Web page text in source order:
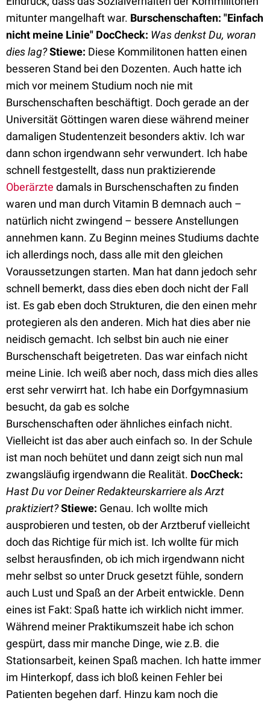
mitunter mangelhaft war. Burschenschaften: "Einfach
nicht meine Linie" DocCheck: Was denkst Du, woran
dies lag?Stiewe: Diese Kommilitonen hatten einen
besseren Stand bei den Dozenten. Auch hatte ich
mich vor meinem Studium noch nie mit
Burschenschaften beschäftigt. Doch gerade an der
Universität Göttingen waren diese während meiner
damaligen Studentenzeit besonders aktiv. Ich war
dann schon irgendwann sehr verwundert. Ich habe
schnell festgestellt, dass nun praktizierende
Oberärzte damals in Burschenschaften zu finden
waren und man durch Vitamin B demnach auch –
natürlich nicht zwingend – bessere Anstellungen
annehmen kann. Zu Beginn meines Studiums dachte
ich allerdings noch, dass alle mit den gleichen
Voraussetzungen starten. Man hat dann jedoch sehr
schnell bemerkt, dass dies eben doch nicht der Fall
ist. Es gab eben doch Strukturen, die den einen mehr
protegieren als den anderen. Mich hat dies aber nie
neidisch gemacht. Ich selbst bin auch nie einer
Burschenschaft beigetreten. Das war einfach nicht
meine Linie. Ich weiß aber noch, dass mich dies alles
erst sehr verwirrt hat. Ich habe ein Dorfgymnasium
besucht, da gab es solche
Burschenschaften oder ähnliches einfach nicht.
Vielleicht ist das aber auch einfach so. In der Schule
ist man noch behütet und dann zeigt sich nun mal
zwangsläufig irgendwann die Realität. DocCheck:
Hast Du vor Deiner Redakteurskarriere als Arzt
praktiziert?Stiewe: Genau. Ich wollte mich
ausprobieren und testen, ob der Arztberuf vielleicht
doch das Richtige für mich ist. Ich wollte für mich
selbst herausfinden, ob ich mich irgendwann nicht
mehr selbst so unter Druck gesetzt fühle, sondern
auch Lust und Spaß an der Arbeit entwickle. Denn
eines ist Fakt: Spaß hatte ich wirklich nicht immer.
Während meiner Praktikumszeit habe ich schon
gespürt, dass mir manche Dinge, wie z.B. die
Stationsarbeit, keinen Spaß machen. Ich hatte immer
im Hinterkopf, dass ich bloß keinen Fehler bei
Patienten begehen darf. Hinzu kam noch die